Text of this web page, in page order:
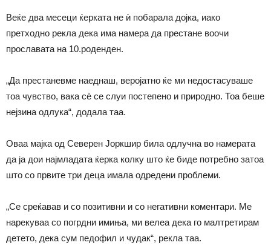
Веќе два месеци ќерката не ѝ побарала дојка, иако
претходно рекла дека има намера да престане воочи
прославата на 10.роденден.
„Да престаневме наеднаш, веројатно ќе ми недостасуваше
тоа чувство, вака сѐ се слуи постепено и природно. Тоа беше
нејзина одлука“, додала таа.
Оваа мајка од Северен Јоркшир била одлучна во намерата
да ја дои најмладата ќерка колку што ќе биде потребно затоа
што со првите три деца имала одредени проблеми.
„Се среќавав и со позитивни и со негативни коментари. Ме
нарекуваа со погрдни имиња, ми велеа дека го малтретирам
детето, дека сум педофил и чудак“, рекла таа.